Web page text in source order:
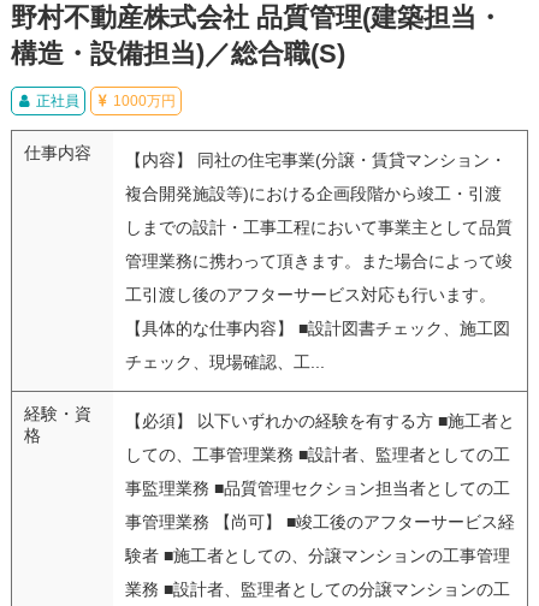
野村不動産株式会社 品質管理(建築担当・
構造・設備担当)／総合職(S)
正社員 1000万円
仕事内容
【内容】 同社の住宅事業(分譲・賃貸マンション・
複合開発施設等)における企画段階から竣工・引渡
しまでの設計・工事工程において事業主として品質
管理業務に携わって頂きます。また場合によって竣
工引渡し後のアフターサービス対応も行います。
【具体的な仕事内容】 ■設計図書チェック、施工図
チェック、現場確認、工...
経験・資
格
【必須】 以下いずれかの経験を有する方 ■施工者と
しての、工事管理業務 ■設計者、監理者としての工
事監理業務 ■品質管理セクション担当者としての工
事管理業務 【尚可】 ■竣工後のアフターサービス経
験者 ■施工者としての、分譲マンションの工事管理
業務 ■設計者、監理者としての分譲マンションの工